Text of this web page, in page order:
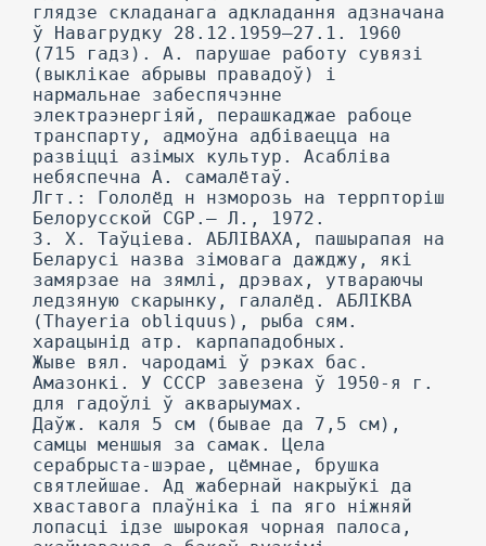
глядзе складанага адкладання адзначана
ў Навагрудку 28.12.1959—27.1. 1960
(715 гадз). А. парушае работу сувязі
(выклікае абрывы правадоў) і
нармальнае забеспячэнне
электраэнергіяй, перашкаджае рабоце
транспарту, адмоўна адбіваецца на
развіцці азімых культур. Асабліва
небяспечна А. самалётаў.
Лгт.: Гололёд н нзморозь на террпторіш
Белорусской CGP.— Л., 1972.
3. X. Таўціева. АБЛІВАХА, пашырапая на
Беларусі назва зімовага дажджу, які
замярзае на зямлі, дрэвах, утвараючы
ледзяную скарынку, галалёд. АБЛІКВА
(Thayeria obliquus), рыба сям.
харацынід атр. карпападобных.
Жыве вял. чародамі ў рэках бас.
Амазонкі. У СССР завезена ў 1950-я г.
для гадоўлі ў акварыумах.
Даўж. каля 5 см (бывае да 7,5 см),
самцы меншыя за самак. Цела
серабрыста-шэрае, цёмнае, брушка
святлейшае. Ад жабернай накрыўкі да
хваставога плаўніка і па яго ніжняй
лопасці ідзе шырокая чорная палоса,